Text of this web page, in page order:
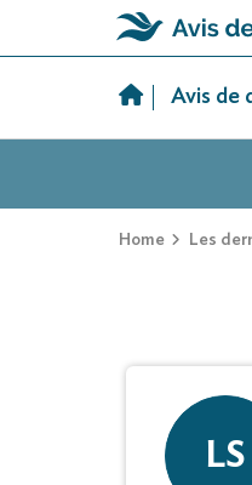
Avis de
Home Les
LS